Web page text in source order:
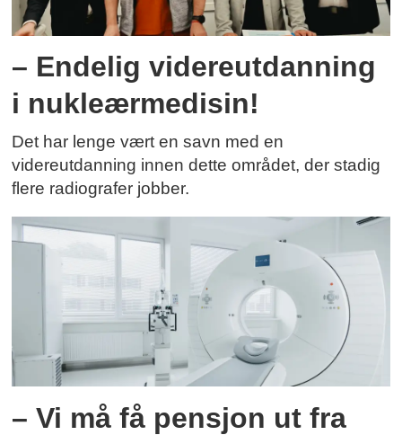
– Endelig videreutdanning
i nukleærmedisin!
Det har lenge vært en savn med en
videreutdanning innen dette området, der stadig
flere radiografer jobber.
– Vi må få pensjon ut fra